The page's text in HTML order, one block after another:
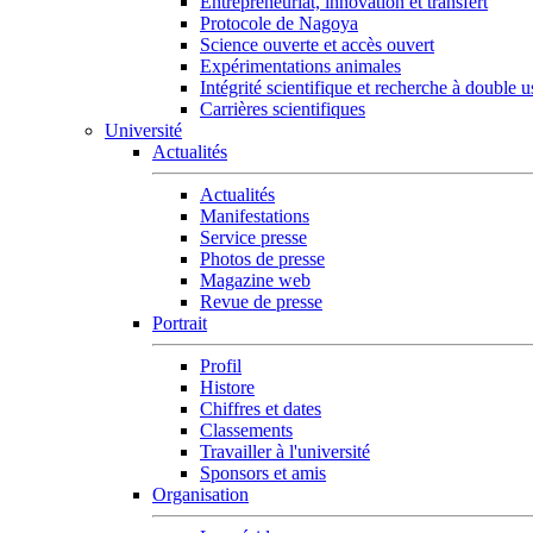
Protocole de Nagoya
Science ouverte et accès ouvert
Expérimentations animales
Intégrité scientifique et recherche à double
Carrières scientifiques
Université
Actualités
Actualités
Manifestations
Service presse
Photos de presse
Magazine web
Revue de presse
Portrait
Profil
Histore
Chiffres et dates
Classements
Travailler à l'université
Sponsors et amis
Organisation